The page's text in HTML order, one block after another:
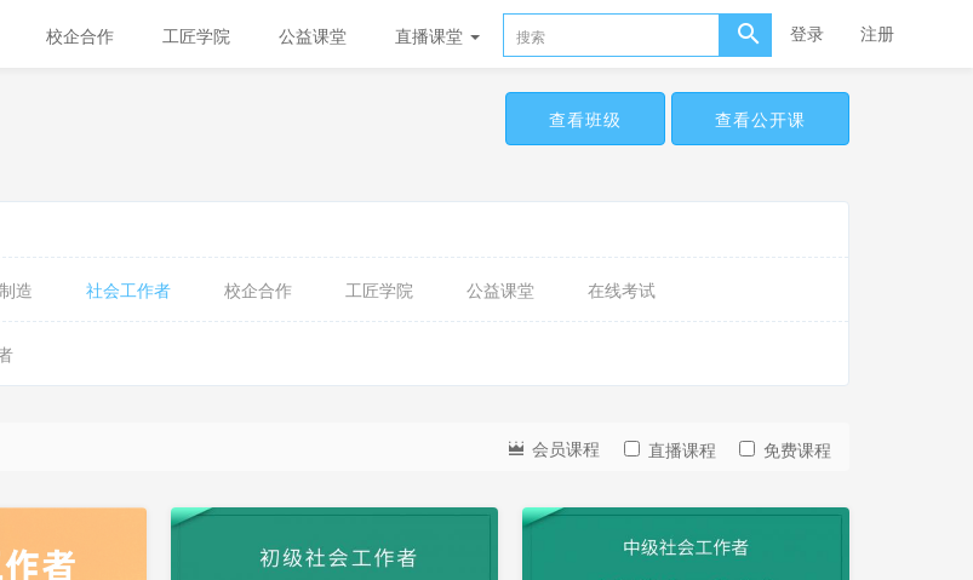
校企合作 工匠学院 公益课堂 直播课堂 登录 注册
查看班级 查看公开课
造 社会工作者 校企合作 工匠学院 公益课堂 在线考试
会员课程 直播课程 免费课程